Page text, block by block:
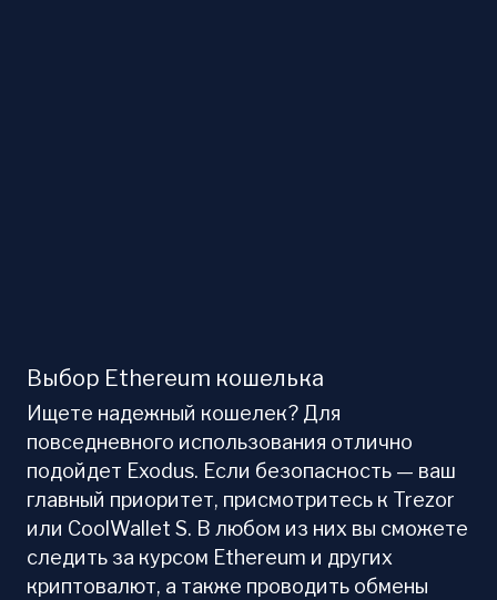
Выбор Ethereum кошелька
Ищете надежный кошелек? Для
повседневного использования отлично
подойдет Exodus. Если безопасность — ваш
главный приоритет, присмотритесь к Trezor
или CoolWallet S. В любом из них вы сможете
следить за курсом Ethereum и других
криптовалют, а также проводить обмены